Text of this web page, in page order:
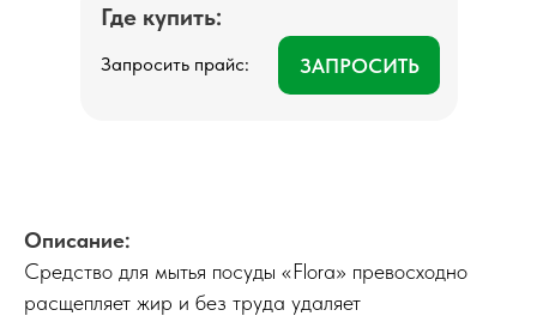
Где купить:
Запросить прайс: ЗАПРОСИТЬ
Описание:
Средство для мытья посуды «Flora» превосходно
расщепляет жир и без труда удаляет